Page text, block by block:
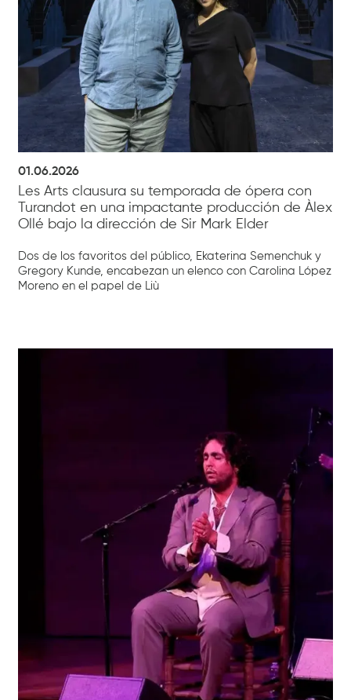
01.06.2026
Les Arts clausura su temporada de ópera con
Turandot en una impactante producción de Àlex
Ollé bajo la dirección de Sir Mark Elder
Dos de los favoritos del público, Ekaterina Semenchuk y
Gregory Kunde, encabezan un elenco con Carolina López
Moreno en el papel de Liù